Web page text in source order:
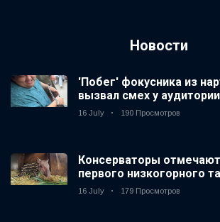
Новости
'Побег' фокусника из
вызвал смех у аудитории
16 July 190 Просмотров
Консерваторы
первого низкогорного
зоопарке
16 July 179 Просмотров